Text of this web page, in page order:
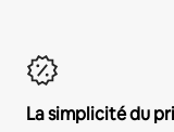
La simplicité du